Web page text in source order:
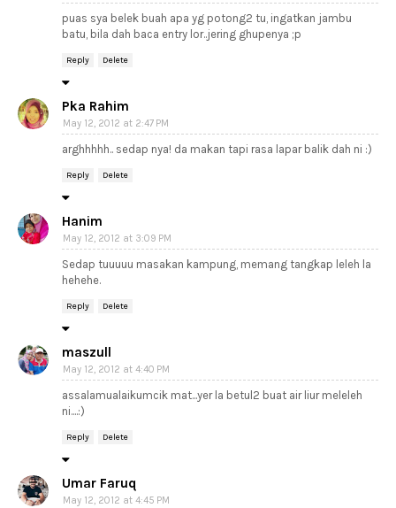
puas sya belek buah apa yg potong2 tu, ingatkan jambu
batu, bila dah baca entry lor..jering ghupenya ;p
Reply Delete
Pka Rahim
May 12, 2012 at 2:47 PM
arghhhhh.. sedap nya! da makan tapi rasa lapar balik dah ni :)
Reply Delete
Hanim
May 12, 2012 at 3:09 PM
Sedap tuuuuu masakan kampung, memang tangkap leleh la
hehehe.
Reply Delete
maszull
May 12, 2012 at 4:40 PM
assalamualaikumcik mat...yer la betul2 buat air liur meleleh
ni....:)
Reply Delete
Umar Faruq
May 12, 2012 at 4:45 PM